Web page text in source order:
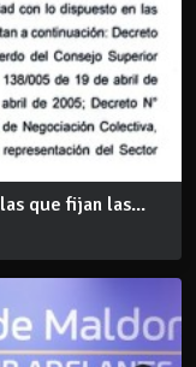
que fijan las...